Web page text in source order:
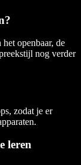
openbaar, de
nog verder
zodat je er
leren